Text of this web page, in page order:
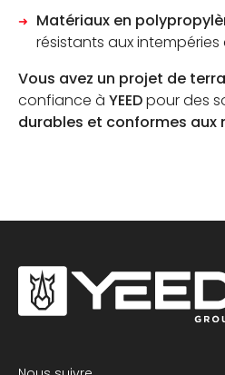
Matériaux en
résistants aux
Vous avez un projet de
confiance à YEEDpour des
durables et conformes aux